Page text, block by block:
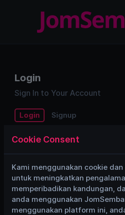
Login
Sign In to Your Account
Login Signup
Email/Username
Password
Cookie Consent
Kami menggunakan cookie
untuk meningkatkan
memperibadikan kandungan,
anda menggunakan
menggunakan platform ini,